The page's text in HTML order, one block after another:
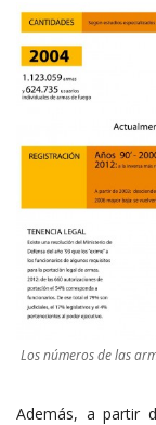
Los números de las
Además, a partir